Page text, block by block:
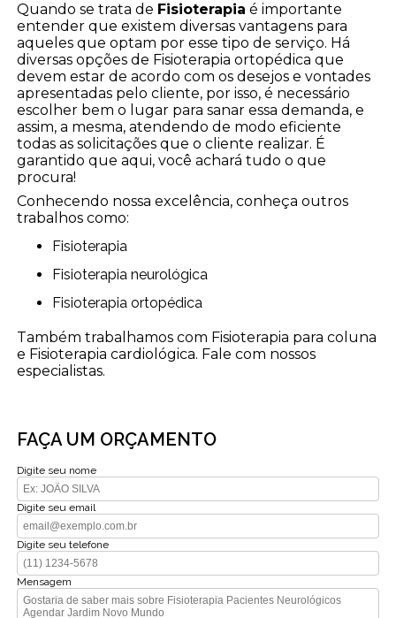
Quando se trata de Fisioterapia é importante
entender que existem diversas vantagens para
aqueles que optam por esse tipo de serviço. Há
diversas opções de Fisioterapia ortopédica que
devem estar de acordo com os desejos e vontades
apresentadas pelo cliente, por isso, é necessário
escolher bem o lugar para sanar essa demanda, e
assim, a mesma, atendendo de modo eficiente
todas as solicitações que o cliente realizar. É
garantido que aqui, você achará tudo o que
procura!
Conhecendo nossa excelência, conheça outros
trabalhos como:
Fisioterapia
Fisioterapia neurológica
Fisioterapia ortopédica
Também trabalhamos com Fisioterapia para coluna
e Fisioterapia cardiológica. Fale com nossos
especialistas.
FAÇA UM ORÇAMENTO
Digite seu nome
Digite seu email
Digite seu telefone
Mensagem